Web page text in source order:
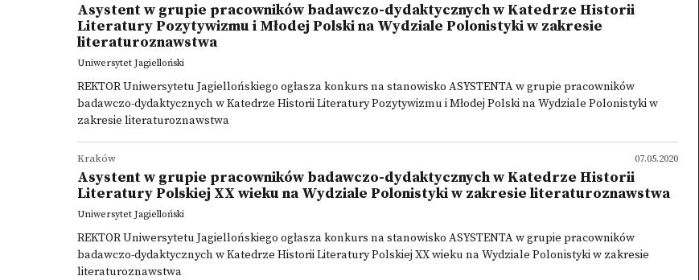
Asystent w grupie pracowników badawczo-dydaktycznych w Katedrze Historii
Literatury Pozytywizmu i Młodej Polski na Wydziale Polonistyki w zakresie
literaturoznawstwa
Uniwersytet Jagielloński
REKTOR Uniwersytetu Jagiellońskiego ogłasza konkurs na stanowisko ASYSTENTA w grupie pracowników
badawczo-dydaktycznych w Katedrze Historii Literatury Pozytywizmu i Młodej Polski na Wydziale Polonistyki w
zakresie literaturoznawstwa
07.05.2020
Kraków
Asystent w grupie pracowników badawczo-dydaktycznych w Katedrze Historii
Literatury Polskiej XX wieku na Wydziale Polonistyki w zakresie literaturoznawstwa
Uniwersytet Jagielloński
REKTOR Uniwersytetu Jagiellońskiego ogłasza konkurs na stanowisko ASYSTENTA w grupie pracowników
badawczo-dydaktycznych w Katedrze Historii Literatury Polskiej XX wieku na Wydziale Polonistyki w zakresie
literaturoznawstwa